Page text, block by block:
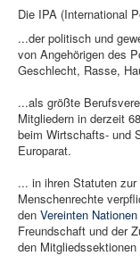
Die IPA (International
...der politisch und
von Angehörigen des
Geschlecht, Rasse,
...als größte
Mitgliedern in derzeit
beim Wirtschafts- und
Europarat.
... in ihren Statuten
Menschenrechte
den Vereinten Nationen
Freundschaft und der
den